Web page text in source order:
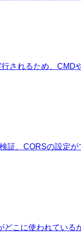
されるため、
、CORSの設定
こに使われてい